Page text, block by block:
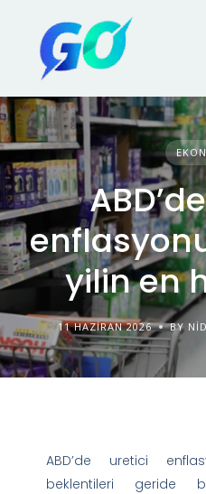
yilin en
11 HAZIRAN 2026 BY
ABD’de uretici
beklentileri geride